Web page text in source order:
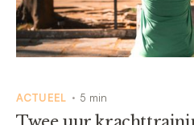
ACTUEEL • 5 min